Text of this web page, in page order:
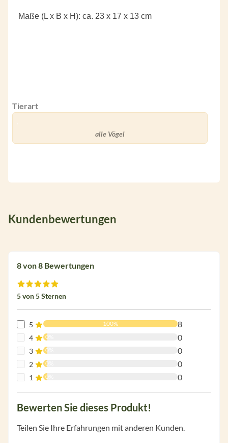
Maße (L x B x H): ca. 23 x 17 x 13 cm
Tierart
alle Vögel
Kundenbewertungen
8 von 8 Bewertungen
Durchschnittliche Bewertung von 5 von 5 Sternen
5 von 5 Sternen
5 100% 8
4 0% 0
3 0% 0
2 0% 0
1 0% 0
Bewerten Sie dieses Produkt!
Teilen Sie Ihre Erfahrungen mit anderen Kunden.